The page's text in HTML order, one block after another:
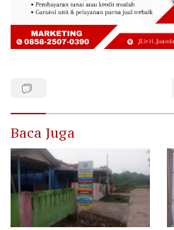
Baca Juga